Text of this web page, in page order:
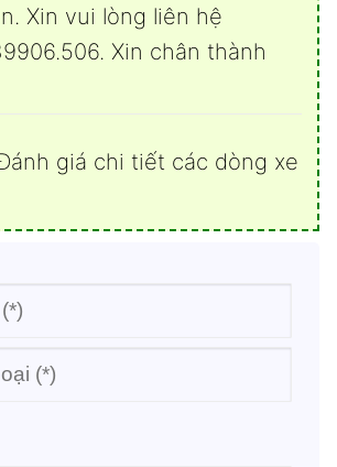
Xin vui lòng liên hệ
Xin chân thành
giá chi tiết các dòng xe